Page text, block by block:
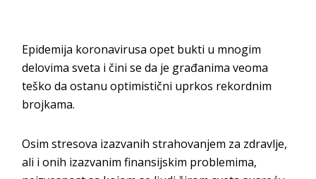
Epidemija koronavirusa opet bukti u mnogim
delovima sveta i čini se da je građanima veoma
teško da ostanu optimistični uprkos rekordnim
brojkama.
Osim stresova izazvanih strahovanjem za zdravlje,
ali i onih izazvanim finansijskim problemima,